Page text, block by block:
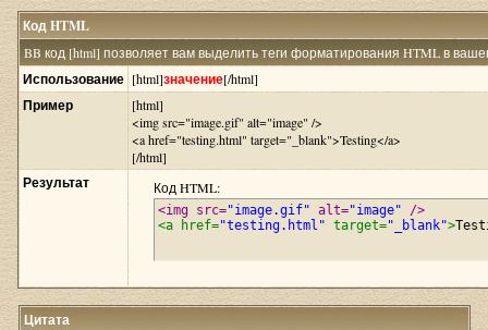
Код HTML
BB код [html] позволяет вам выделить теги форматирования HTML в
Использование [html]значение[/html]
Пример
[html]
<img src="image.gif" alt="image" />
<a href="testing.html" target="_blank">Testing</a>
[/html]
Результат Код HTML:
<img src="image.gif" alt="image" />
<a href="testing.html" target="_blank">
Цитата